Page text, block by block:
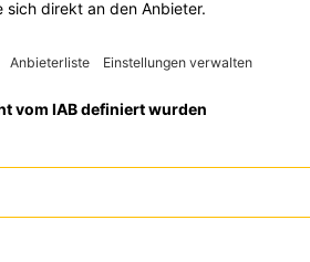
als auch Know-how für die
bestehenden Ausgaben und bietet